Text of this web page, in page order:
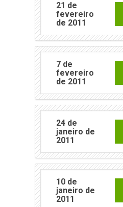
21 de
fevereiro
de 2011
7 de
fevereiro
de 2011
24 de
janeiro de
2011
10 de
janeiro de
2011